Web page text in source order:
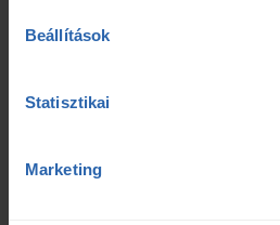
Beállítások
Statisztikai
Marketing
ensport